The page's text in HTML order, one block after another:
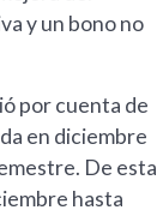
y un bono no
por cuenta de
en diciembre
De esta
hasta